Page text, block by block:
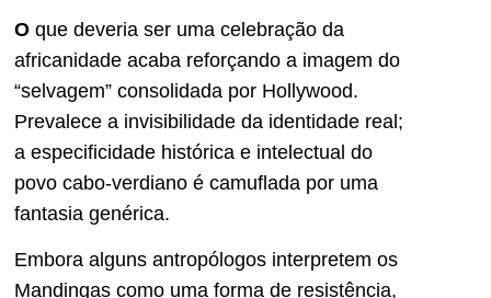
O que deveria ser uma celebração da
africanidade acaba reforçando a imagem do
“selvagem” consolidada por Hollywood.
Prevalece a invisibilidade da identidade real;
a especificidade histórica e intelectual do
povo cabo-verdiano é camuflada por uma
fantasia genérica.
Embora alguns antropólogos interpretem os
Mandingas como uma forma de resistência,